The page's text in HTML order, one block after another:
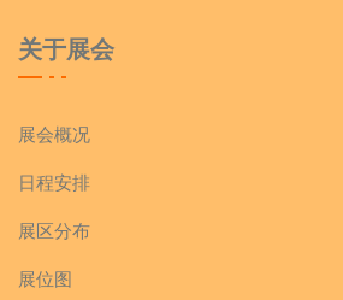
关于展会
展会概况
日程安排
展区分布
展位图